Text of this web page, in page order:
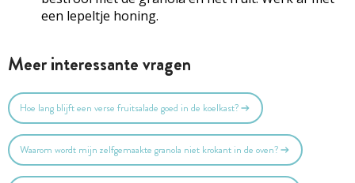
een lepeltje honing.
Meer interessante vragen
Hoe lang blijft een verse fruitsalade goed in de koelkast?
Waarom wordt mijn zelfgemaakte granola niet krokant in de oven?